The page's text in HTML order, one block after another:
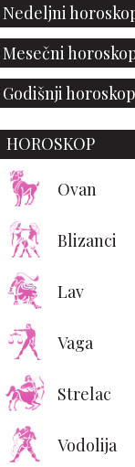
Nedeljni
Mesečni
Godišnji horoskop
HOROSKOP
Ovan
Blizanci
Lav
Vaga
Strelac
Vodolija